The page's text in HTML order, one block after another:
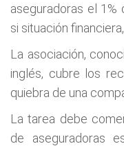
aseguradoras el
si situación
La asociación,
inglés, cubre los
quiebra de una
La tarea debe
de aseguradoras